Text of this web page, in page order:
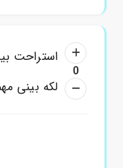
0
استراحت
لکه بینی